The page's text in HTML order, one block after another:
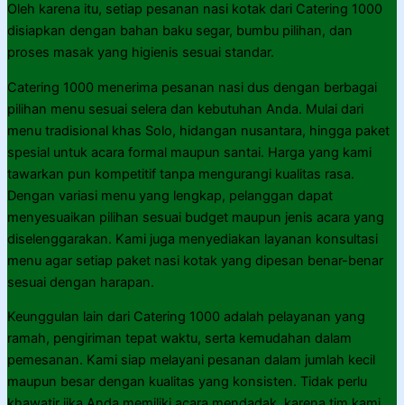
Oleh karena itu, setiap pesanan nasi kotak dari Catering 1000
disiapkan dengan bahan baku segar, bumbu pilihan, dan
proses masak yang higienis sesuai standar.
Catering 1000 menerima pesanan nasi dus dengan berbagai
pilihan menu sesuai selera dan kebutuhan Anda. Mulai dari
menu tradisional khas Solo, hidangan nusantara, hingga paket
spesial untuk acara formal maupun santai. Harga yang kami
tawarkan pun kompetitif tanpa mengurangi kualitas rasa.
Dengan variasi menu yang lengkap, pelanggan dapat
menyesuaikan pilihan sesuai budget maupun jenis acara yang
diselenggarakan. Kami juga menyediakan layanan konsultasi
menu agar setiap paket nasi kotak yang dipesan benar-benar
sesuai dengan harapan.
Keunggulan lain dari Catering 1000 adalah pelayanan yang
ramah, pengiriman tepat waktu, serta kemudahan dalam
pemesanan. Kami siap melayani pesanan dalam jumlah kecil
maupun besar dengan kualitas yang konsisten. Tidak perlu